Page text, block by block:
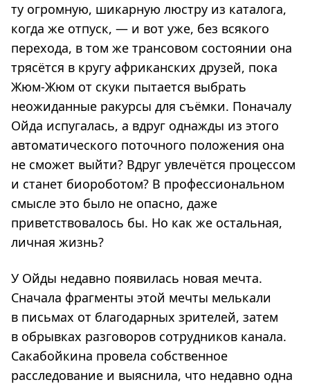
ту огромную, шикарную люстру из каталога,
когда же отпуск, — и вот уже, без всякого
перехода, в том же трансовом состоянии она
трясётся в кругу африканских друзей, пока
Жюм-Жюм от скуки пытается выбрать
неожиданные ракурсы для съёмки. Поначалу
Ойда испугалась, а вдруг однажды из этого
автоматического поточного положения она
не сможет выйти? Вдруг увлечётся процессом
и станет биороботом? В профессиональном
смысле это было не опасно, даже
приветствовалось бы. Но как же остальная,
личная жизнь?
У Ойды недавно появилась новая мечта.
Сначала фрагменты этой мечты мелькали
в письмах от благодарных зрителей, затем
в обрывках разговоров сотрудников канала.
Сакабойкина провела собственное
расследование и выяснила, что недавно одна